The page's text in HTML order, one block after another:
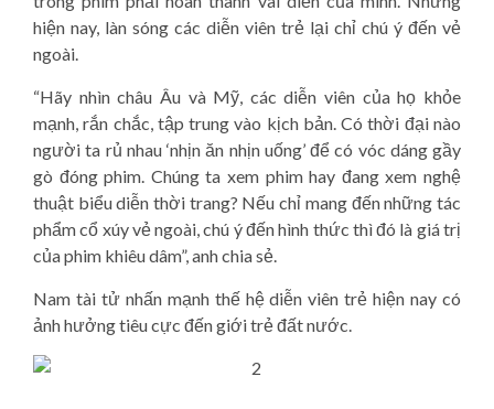
hiện nay, làn sóng các diễn viên trẻ lại chỉ chú ý đến vẻ
ngoài.
“Hãy nhìn châu Âu và Mỹ, các diễn viên của họ khỏe
mạnh, rắn chắc, tập trung vào kịch bản. Có thời đại nào
người ta rủ nhau ‘nhịn ăn nhịn uống’ để có vóc dáng gầy
gò đóng phim. Chúng ta xem phim hay đang xem nghệ
thuật biểu diễn thời trang? Nếu chỉ mang đến những tác
phẩm cổ xúy vẻ ngoài, chú ý đến hình thức thì đó là giá trị
của phim khiêu dâm”, anh chia sẻ.
Nam tài tử nhấn mạnh thế hệ diễn viên trẻ hiện nay có
ảnh hưởng tiêu cực đến giới trẻ đất nước.